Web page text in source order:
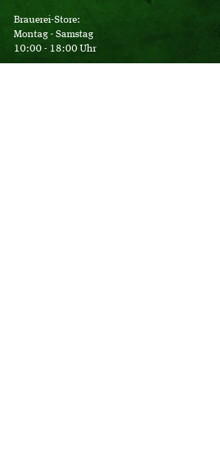
Brauerei-Store:
Montag - Samstag
10:00 - 18:00 Uhr